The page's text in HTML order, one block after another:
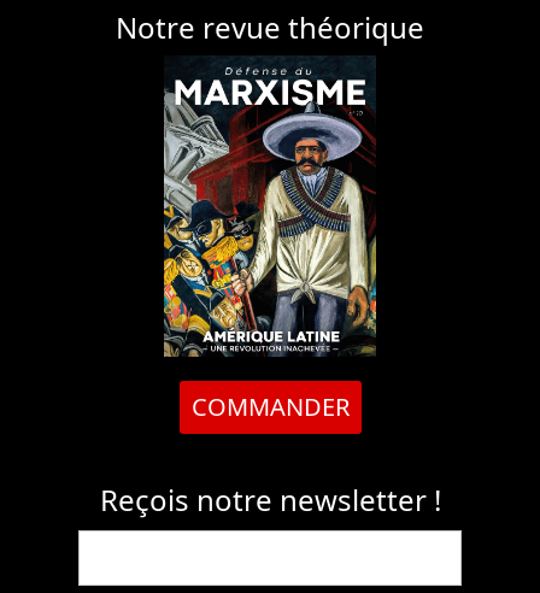
Notre revue théorique
COMMANDER
Reçois notre newsletter !